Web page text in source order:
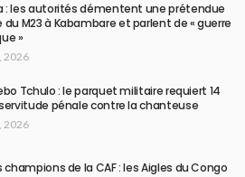
: les autorités démentent une prétendue
du M23 à Kabambare et parlent de « guerre
»
2026
Tchulo : le parquet militaire requiert 14
pénale contre la chanteuse
2026
champions de la CAF : les Aigles du Congo